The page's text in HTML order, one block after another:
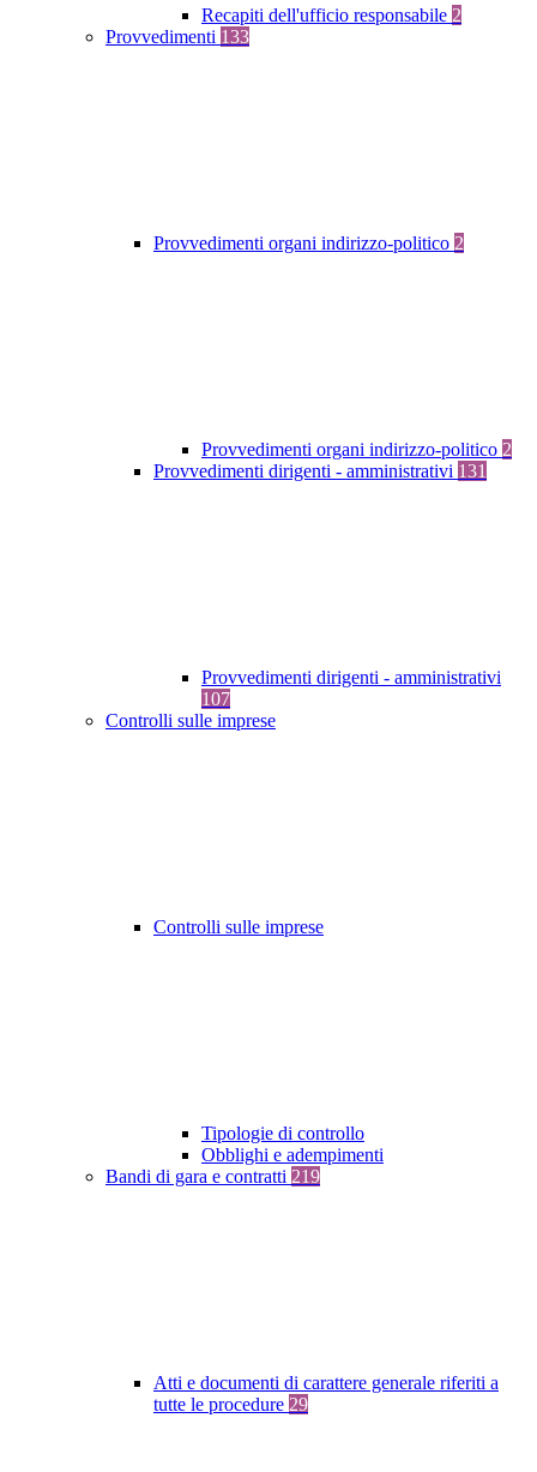
Recapiti dell'ufficio responsabile 2
Provvedimenti 133
Provvedimenti organi indirizzo-politico 2
Provvedimenti organi indirizzo-politico 2
Provvedimenti dirigenti - amministrativi 131
Provvedimenti dirigenti - amministrativi
107
Controlli sulle imprese
Controlli sulle imprese
Tipologie di controllo
Obblighi e adempimenti
Bandi di gara e contratti 219
Atti e documenti di carattere generale riferiti a
tutte le procedure 29